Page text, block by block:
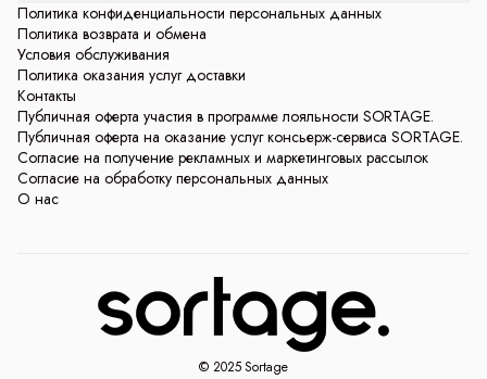
Политика конфиденциальности персональных данных
Политика возврата и обмена
Условия обслуживания
Политика оказания услуг доставки
Контакты
Публичная оферта участия в программе лояльности SORTAGE.
Публичная оферта на оказание услуг консьерж-сервиса SORTAGE.
Согласие на получение рекламных и маркетинговых рассылок
Согласие на обработку персональных данных
О нас
© 2025 Sortage